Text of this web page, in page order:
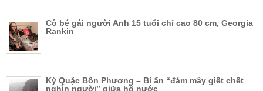
Cô bé gái người Anh 15 tuổi chỉ cao 80 cm, Georgia
Rankin
Kỳ Quặc Bốn Phương – Bí ẩn “đám mây giết chết
nghìn người” giữa hồ nước